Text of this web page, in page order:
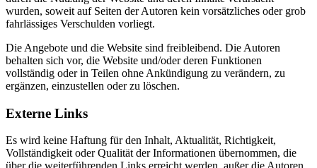
wurden, soweit auf Seiten der Autoren kein vorsätzliches oder grob
fahrlässiges Verschulden vorliegt.
Die Angebote und die Website sind freibleibend. Die Autoren
behalten sich vor, die Website und/oder deren Funktionen
vollständig oder in Teilen ohne Ankündigung zu verändern, zu
ergänzen, einzustellen oder zu löschen.
Externe Links
Es wird keine Haftung für den Inhalt, Aktualität, Richtigkeit,
Vollständigkeit oder Qualität der Informationen übernommen, die